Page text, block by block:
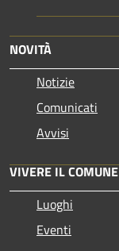
NOVITÀ
Notizie
Comunicati
Avvisi
VIVERE IL COMUNE
Luoghi
Eventi